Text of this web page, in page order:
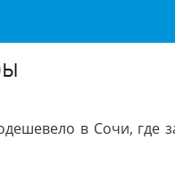
в Сочи, где